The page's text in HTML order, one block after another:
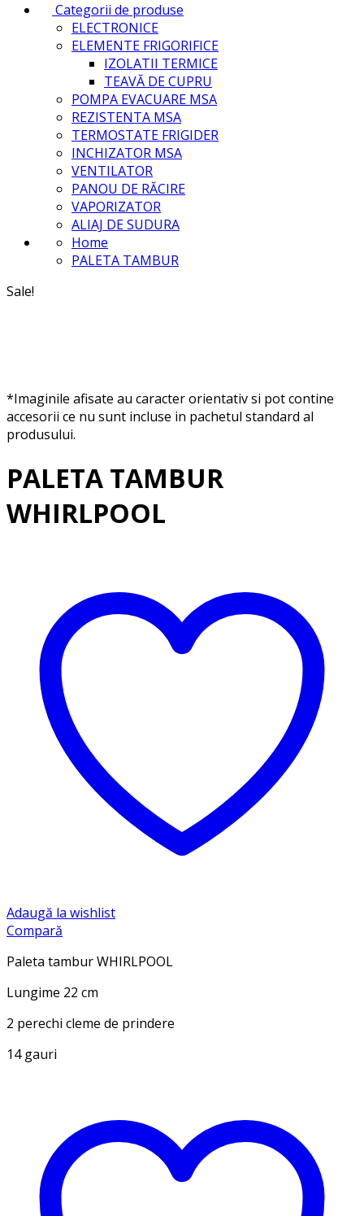
Categorii de produse
ELECTRONICE
ELEMENTE FRIGORIFICE
IZOLATII TERMICE
TEAVĂ DE CUPRU
POMPA EVACUARE MSA
REZISTENTA MSA
TERMOSTATE FRIGIDER
INCHIZATOR MSA
VENTILATOR
PANOU DE RĂCIRE
VAPORIZATOR
ALIAJ DE SUDURA
Home
PALETA TAMBUR
Sale!
*Imaginile afisate au caracter orientativ si pot contine
accesorii ce nu sunt incluse in pachetul standard al
produsului.
PALETA TAMBUR
WHIRLPOOL
Adaugă la wishlist
Compară
Paleta tambur WHIRLPOOL
Lungime 22 cm
2 perechi cleme de prindere
14 gauri